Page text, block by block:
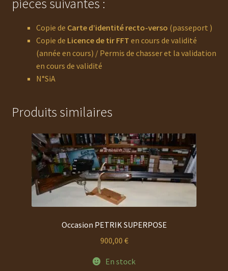
pièces suivantes :
Copie de Carte d’identité recto-verso (passeport )
Copie de Licence de tir FFT en cours de validité
(année en cours) / Permis de chasser et la validation
en cours de validité
N°SiA
Produits similaires
Occasion PETRIK SUPERPOSE
900,00 €
En stock